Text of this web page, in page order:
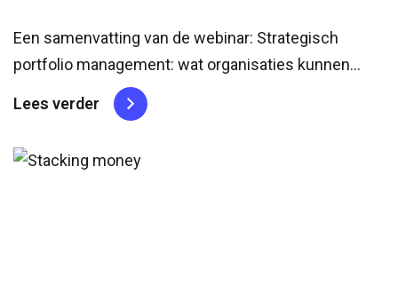
Een samenvatting van de webinar: Strategisch
portfolio management: wat organisaties kunnen
leren van Silicon Valleys VC's van 17 juni
2026.Waarom prioriteren zo lastig blijftVeel
organisaties hebben hun strategie inmiddels keurig
vertaald naar thema’s, roadmaps, jaarplannen en
Lees verder